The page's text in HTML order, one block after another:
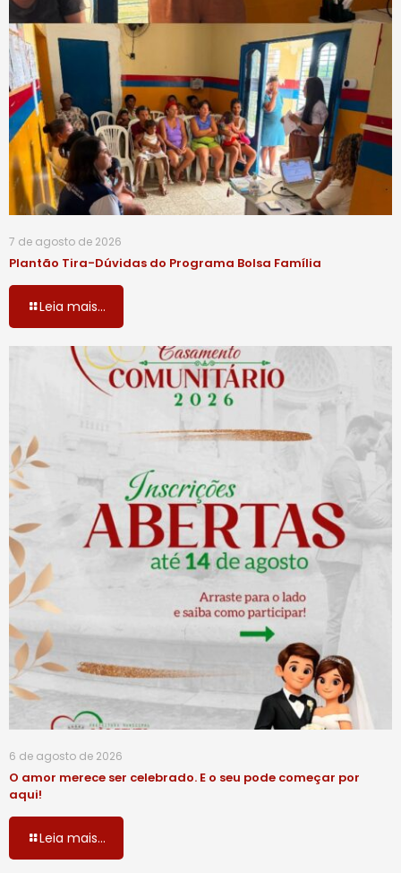
7 de agosto de 2026
Plantão Tira-Dúvidas do Programa Bolsa Família
Leia mais...
6 de agosto de 2026
O amor merece ser celebrado. E o seu pode começar por
aqui!
Leia mais...